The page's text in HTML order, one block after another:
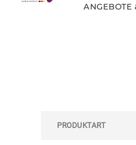
ANGEBOTE
PRODUKTART